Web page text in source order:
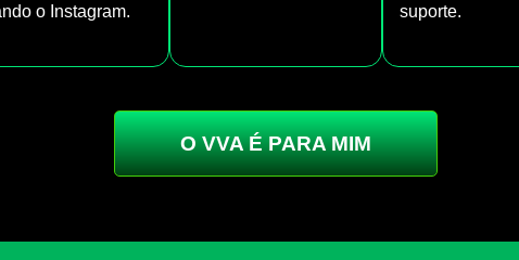
o Instagram.
suporte.
O VVA É PARA MIM